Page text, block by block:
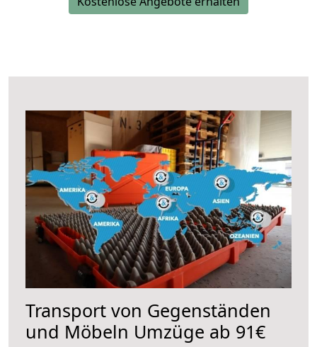
Transport von Gegenständen
und Möbeln Umzüge ab 91€